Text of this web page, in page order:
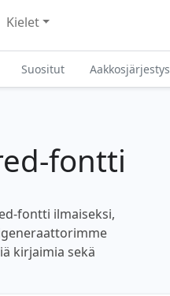
Kielet
Suositut Aakkosjärjestys
fontti
fontti ilmaiseksi,
kirjaimia sekä